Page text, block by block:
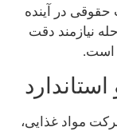
حقوقی در آینده
نیازمند دقت
است.
مواد غذایی،